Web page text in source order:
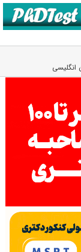
انگلیسی